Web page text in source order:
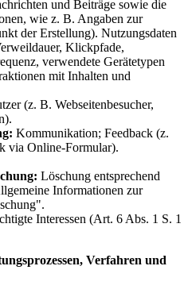
und Beiträge sowie die
wie z. B. Angaben zur
der Erstellung). Nutzungsdaten
Klickpfade,
verwendete Gerätetypen
mit Inhalten und
(z. B. Webseitenbesucher,
Kommunikation; Feedback (z.
via Online-Formular).
Löschung entsprechend
Informationen zur
Interessen (Art. 6 Abs. 1 S. 1
Verfahren und